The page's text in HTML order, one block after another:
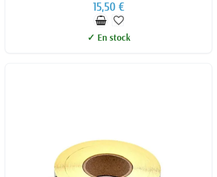
15,50 €
favorite_border
✓ En stock